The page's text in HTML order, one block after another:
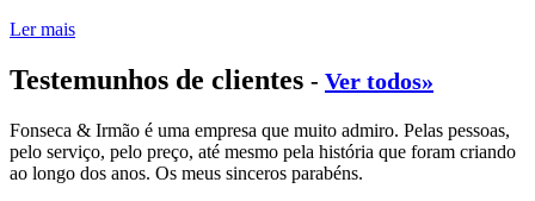
Ler mais
Testemunhos de clientes - Ver todos»
Fonseca & Irmão é uma empresa que muito admiro. Pelas pessoas,
pelo serviço, pelo preço, até mesmo pela história que foram criando
ao longo dos anos. Os meus sinceros parabéns.